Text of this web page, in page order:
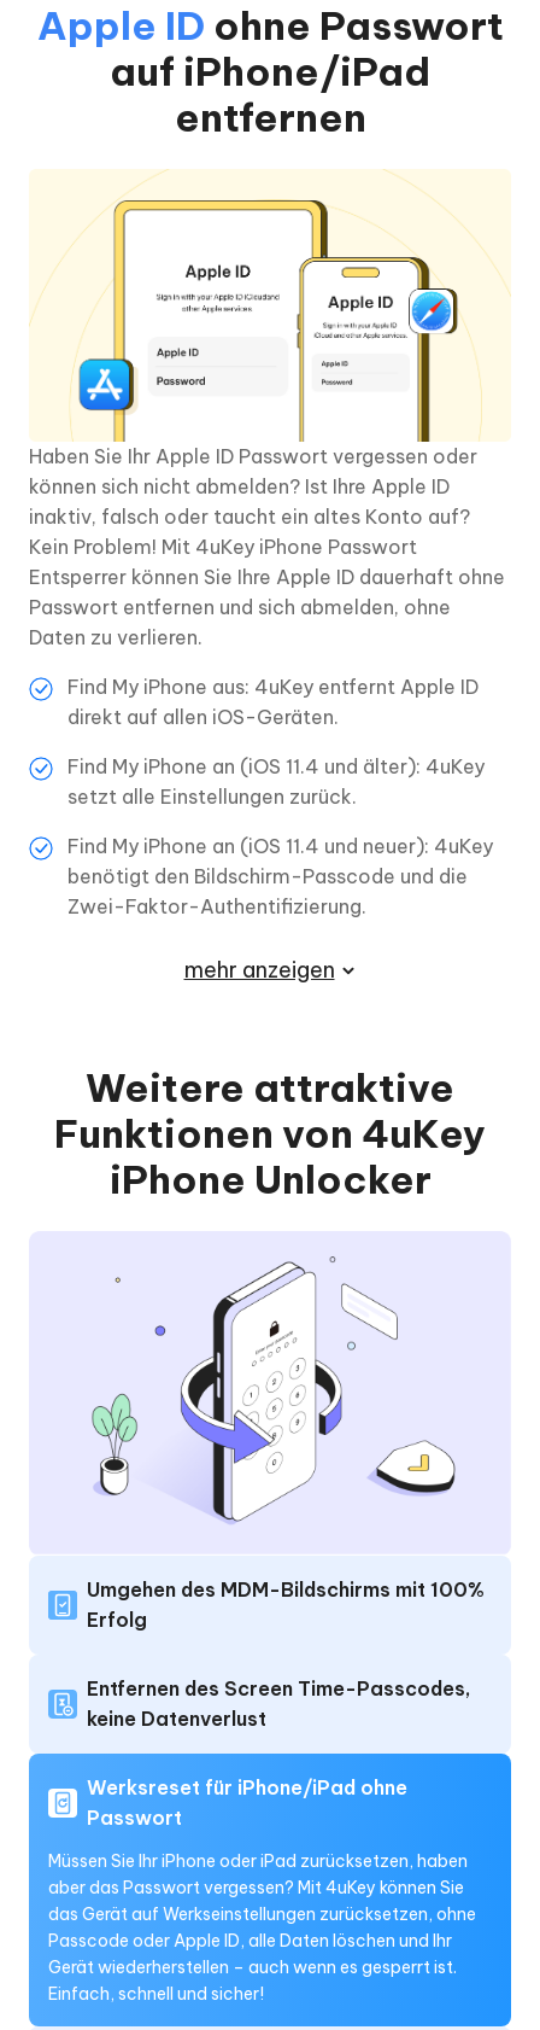
Apple ID ohne Passwort
auf iPhone/iPad
entfernen
Haben Sie Ihr Apple ID Passwort vergessen oder
können sich nicht abmelden? Ist Ihre Apple ID
inaktiv, falsch oder taucht ein altes Konto auf?
Kein Problem! Mit 4uKey iPhone Passwort
Entsperrer können Sie Ihre Apple ID dauerhaft ohne
Passwort entfernen und sich abmelden, ohne
Daten zu verlieren.
Find My iPhone aus: 4uKey entfernt Apple ID
direkt auf allen iOS-Geräten.
Find My iPhone an (iOS 11.4 und älter): 4uKey
setzt alle Einstellungen zurück.
Find My iPhone an (iOS 11.4 und neuer): 4uKey
benötigt den Bildschirm-Passcode und die
Zwei-Faktor-Authentifizierung.
mehr anzeigen
Weitere attraktive
Funktionen von 4uKey
iPhone Unlocker
Umgehen des MDM-Bildschirms mit 100%
Erfolg
Entfernen des Screen Time-Passcodes,
keine Datenverlust
Werksreset für iPhone/iPad ohne
Passwort
Müssen Sie Ihr iPhone oder iPad zurücksetzen, haben
aber das Passwort vergessen? Mit 4uKey können Sie
das Gerät auf Werkseinstellungen zurücksetzen, ohne
Passcode oder Apple ID, alle Daten löschen und Ihr
Gerät wiederherstellen – auch wenn es gesperrt ist.
Einfach, schnell und sicher!